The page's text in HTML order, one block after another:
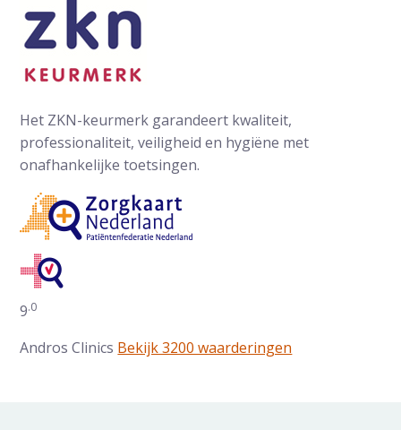
Het ZKN-keurmerk garandeert kwaliteit,
professionaliteit, veiligheid en hygiëne met
onafhankelijke toetsingen.
Gemiddelde waarderingen op ZorgkaartNederland:
9.0
Andros Clinics Bekijk 3200 waarderingen